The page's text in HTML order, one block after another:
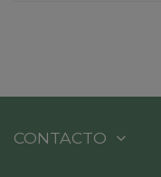
CONTACTO